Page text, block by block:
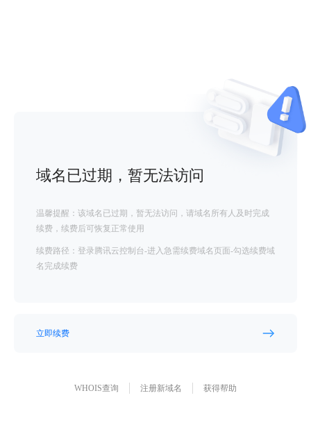
域名已过期，暂无法访问
温馨提醒：该域名已过期，暂无法访问，请域名所有人及时完成
续费，续费后可恢复正常使用
续费路径：登录腾讯云控制台-进入急需续费域名页面-勾选续费域
名完成续费
立即续费
WHOIS查询 注册新域名 获得帮助